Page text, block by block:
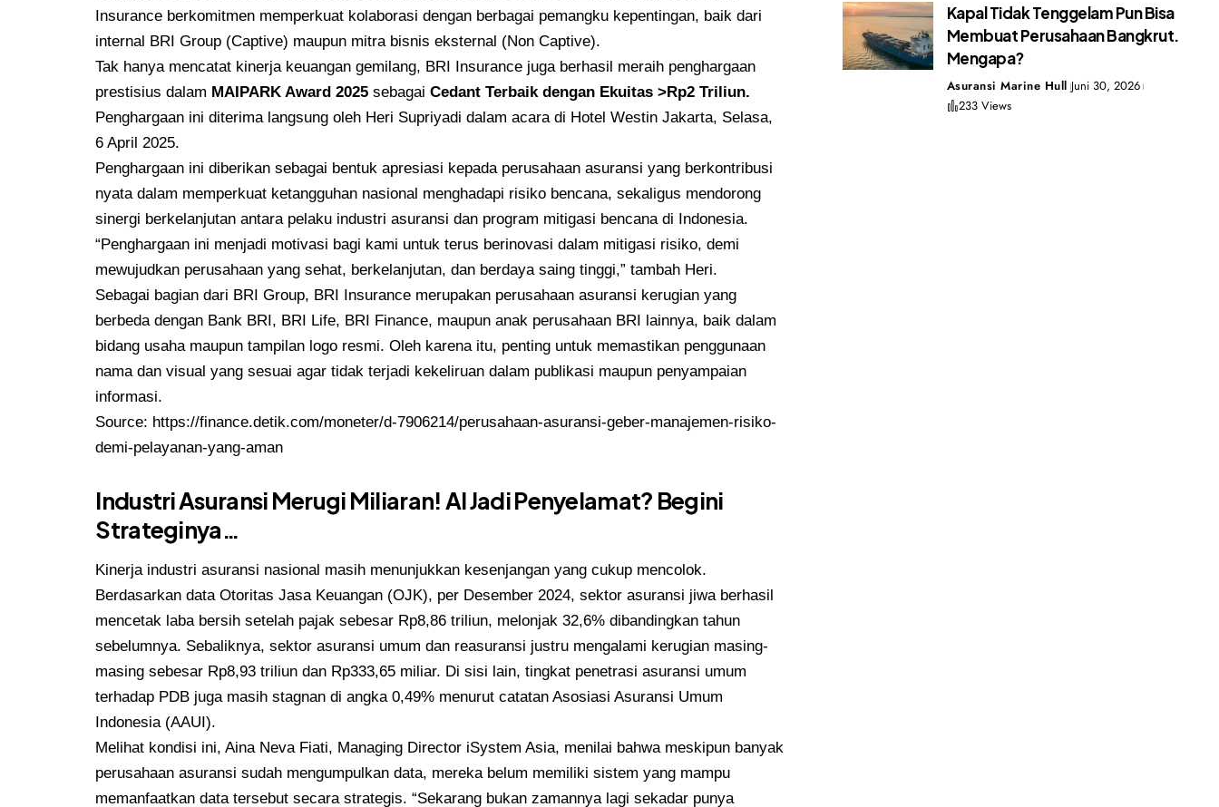
Insurance berkomitmen memperkuat kolaborasi dengan berbagai pemangku kepentingan, baik dari
internal BRI Group (Captive) maupun mitra bisnis eksternal (Non Captive).
Tak hanya mencatat kinerja keuangan gemilang, BRI Insurance juga berhasil meraih penghargaan
prestisius dalam MAIPARK Award 2025 sebagaiCedant Terbaik dengan Ekuitas >Rp2 Triliun.
Penghargaan ini diterima langsung oleh Heri Supriyadi dalam acara di Hotel Westin Jakarta, Selasa,
6 April 2025.
Penghargaan ini diberikan sebagai bentuk apresiasi kepada perusahaan asuransi yang berkontribusi
nyata dalam memperkuat ketangguhan nasional menghadapi risiko bencana, sekaligus mendorong
sinergi berkelanjutan antara pelaku industri asuransi dan program mitigasi bencana di Indonesia.
“Penghargaan ini menjadi motivasi bagi kami untuk terus berinovasi dalam mitigasi risiko, demi
mewujudkan perusahaan yang sehat, berkelanjutan, dan berdaya saing tinggi,” tambah Heri.
Sebagai bagian dari BRI Group, BRI Insurance merupakan perusahaan asuransi kerugian yang
berbeda dengan Bank BRI, BRI Life, BRI Finance, maupun anak perusahaan BRI lainnya, baik dalam
bidang usaha maupun tampilan logo resmi. Oleh karena itu, penting untuk memastikan penggunaan
nama dan visual yang sesuai agar tidak terjadi kekeliruan dalam publikasi maupun penyampaian
informasi.
Source: https://finance.detik.com/moneter/d-7906214/perusahaan-asuransi-geber-manajemen-risiko-
demi-pelayanan-yang-aman
Industri Asuransi Merugi Miliaran! AI Jadi Penyelamat? Begini
Strateginya…
Kinerja industri asuransi nasional masih menunjukkan kesenjangan yang cukup mencolok.
Berdasarkan data Otoritas Jasa Keuangan (OJK), per Desember 2024, sektor asuransi jiwa berhasil
mencetak laba bersih setelah pajak sebesar Rp8,86 triliun, melonjak 32,6% dibandingkan tahun
sebelumnya. Sebaliknya, sektor asuransi umum dan reasuransi justru mengalami kerugian masing-
masing sebesar Rp8,93 triliun dan Rp333,65 miliar. Di sisi lain, tingkat penetrasi asuransi umum
terhadap PDB juga masih stagnan di angka 0,49% menurut catatan Asosiasi Asuransi Umum
Indonesia (AAUI).
Melihat kondisi ini, Aina Neva Fiati, Managing Director iSystem Asia, menilai bahwa meskipun banyak
perusahaan asuransi sudah mengumpulkan data, mereka belum memiliki sistem yang mampu
memanfaatkan data tersebut secara strategis. “Sekarang bukan zamannya lagi sekadar punya
Kapal Tidak Tenggelam Pun Bisa
Membuat Perusahaan Bangkrut.
Mengapa?
Asuransi Marine Hull Juni 30, 2026
233 Views